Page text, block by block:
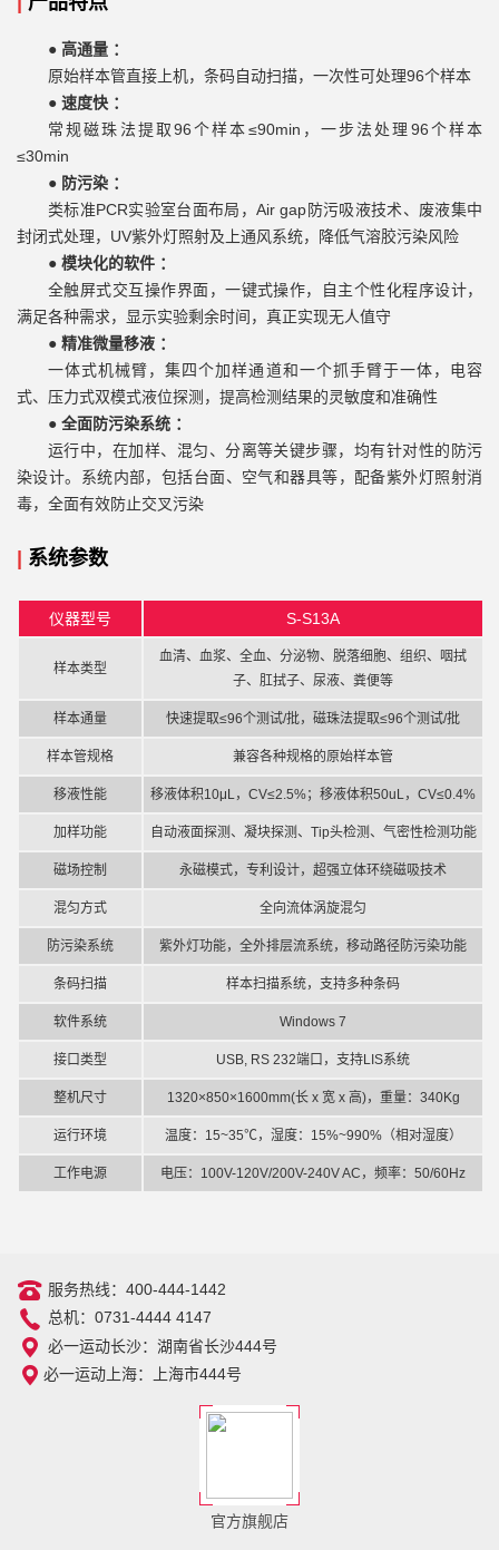
● 高通量 ：
原始样本管直接上机，条码自动扫描，一次性可处理96个样本
● 速度快 ：
常规磁珠法提取96个样本≤90min，一步法处理96个样本
≤30min
● 防污染 ：
类标准PCR实验室台面布局，Air gap防污吸液技术、废液集中
封闭式处理，UV紫外灯照射及上通风系统，降低气溶胶污染风险
● 模块化的软件 ：
全触屏式交互操作界面，一键式操作，自主个性化程序设计，
满足各种需求，显示实验剩余时间，真正实现无人值守
● 精准微量移液 ：
一体式机械臂，集四个加样通道和一个抓手臂于一体，电容
式、压力式双模式液位探测，提高检测结果的灵敏度和准确性
● 全面防污染系统 ：
运行中，在加样、混匀、分离等关键步骤，均有针对性的防污
染设计。系统内部，包括台面、空气和器具等，配备紫外灯照射消
毒，全面有效防止交叉污染
系统参数
仪器型号 S-S13A
样本类型
血清、血浆、全血、分泌物、脱落细胞、组织、咽拭
子、肛拭子、尿液、粪便等
样本通量 快速提取≤96个测试/批，磁珠法提取≤96个测试/批
样本管规格 兼容各种规格的原始样本管
移液性能 移液体积10μL，CV≤2.5%；移液体积50uL，CV≤0.4%
加样功能 自动液面探测、凝块探测、Tip头检测、气密性检测功能
磁场控制 永磁模式，专利设计，超强立体环绕磁吸技术
混匀方式 全向流体涡旋混匀
防污染系统 紫外灯功能，全外排层流系统，移动路径防污染功能
条码扫描 样本扫描系统，支持多种条码
软件系统 Windows 7
接口类型 USB, RS 232端口，支持LIS系统
整机尺寸 1320×850×1600mm(长 x 宽 x 高)，重量：340Kg
运行环境 温度：15~35℃，湿度：15%~990%（相对湿度）
工作电源 电压：100V-120V/200V-240V AC，频率：50/60Hz
服务热线：400-444-1442
总机：0731-4444 4147
必一运动长沙：湖南省长沙444号
必一运动上海：上海市444号
官方旗舰店